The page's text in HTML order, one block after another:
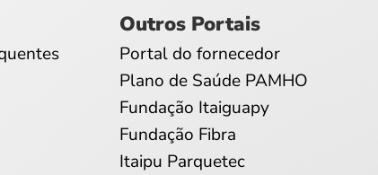
Outros Portais
Portal do fornecedor
Plano de Saúde PAMHO
Fundação Itaiguapy
Fundação Fibra
Itaipu Parquetec